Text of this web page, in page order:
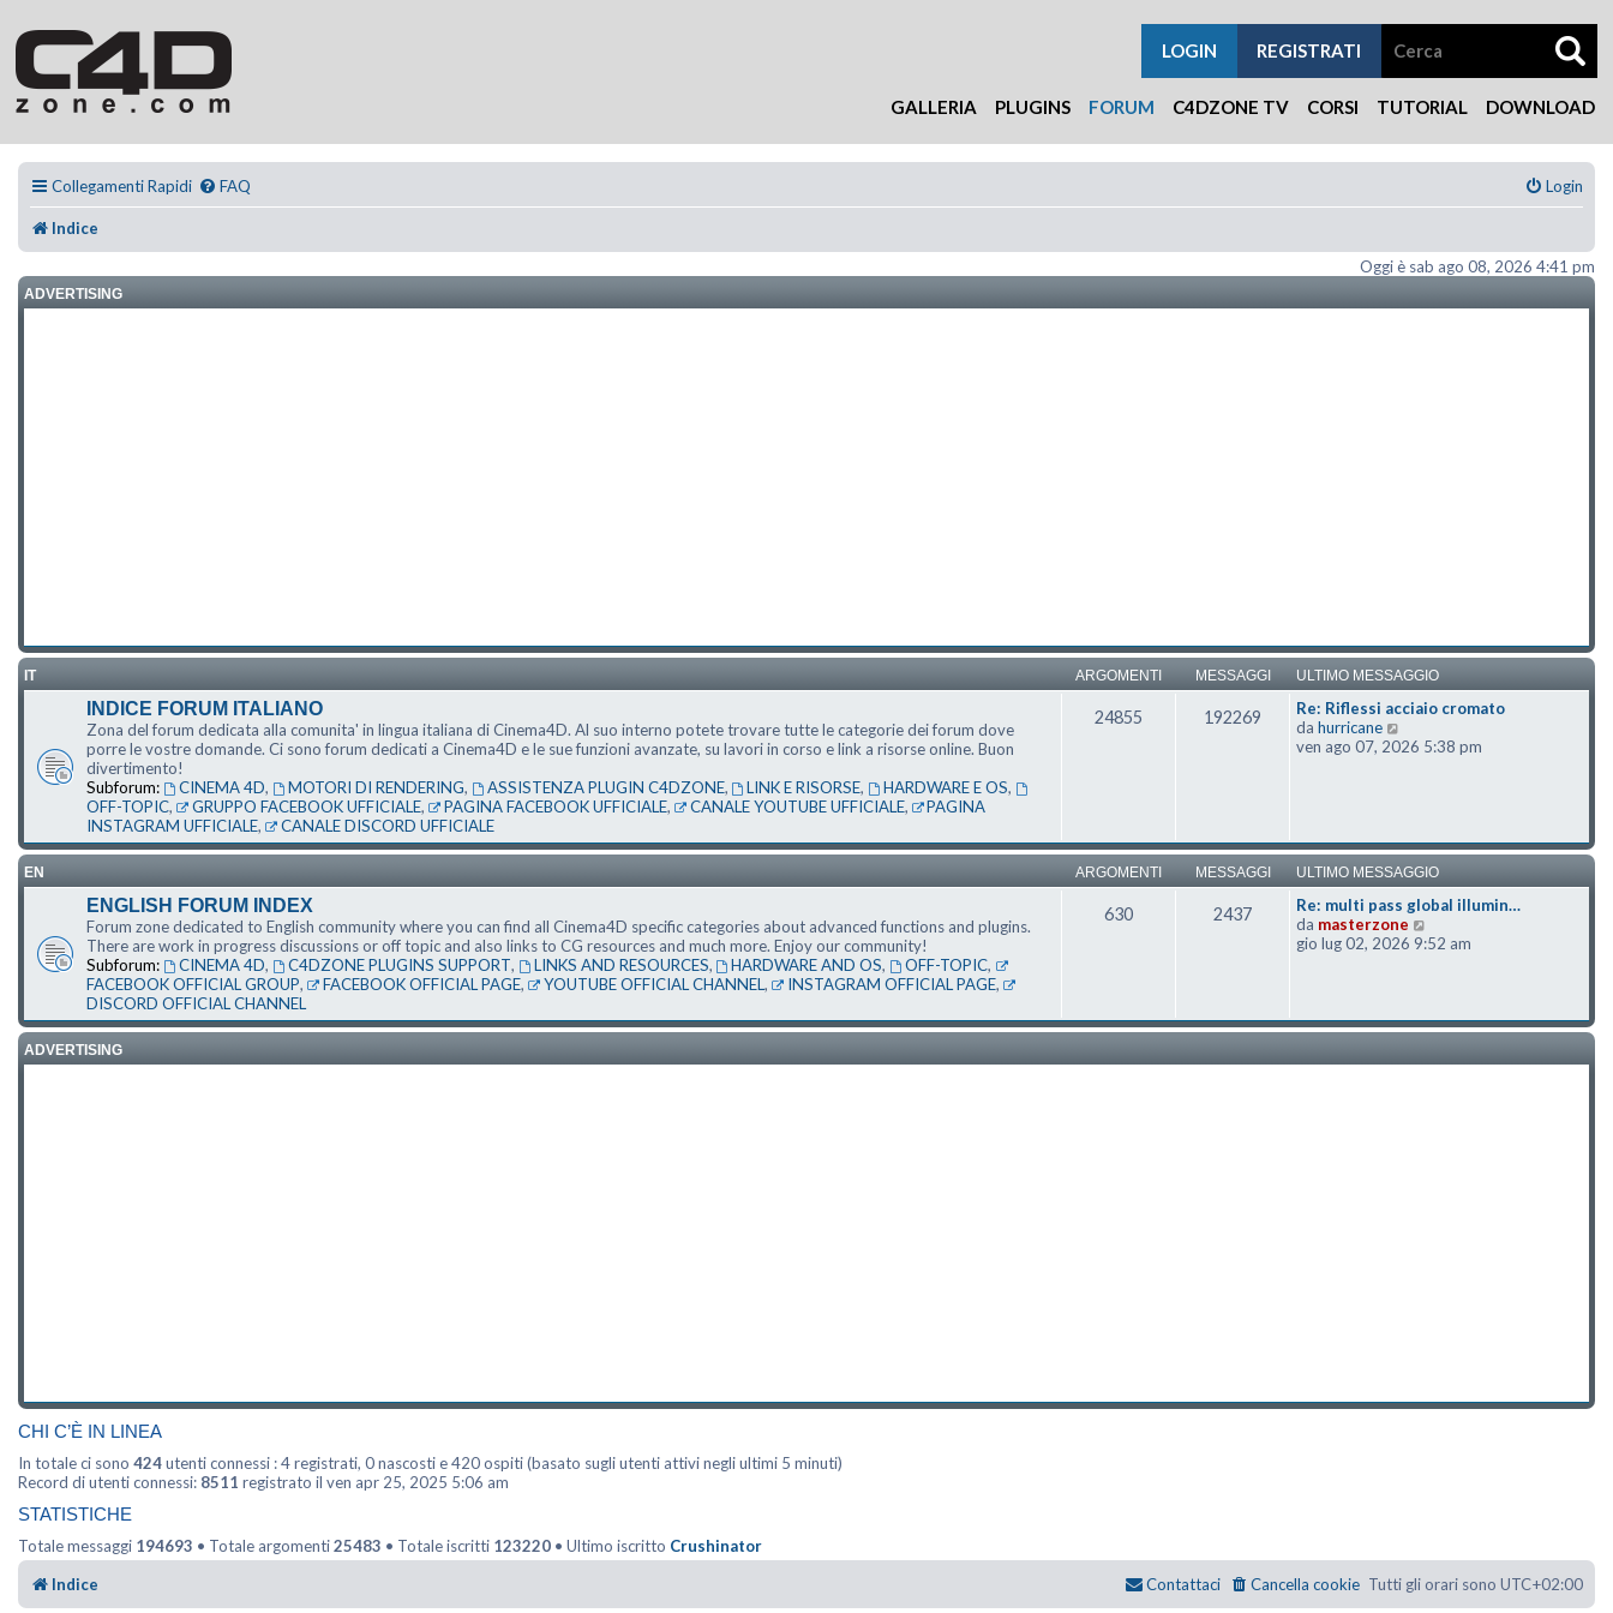
GALLERIA PLUGINS FORUM C4DZONE TV CORSI TUTORIAL DOWNLOAD
REGISTRATI
LOGIN
Collegamenti Rapidi FAQ Login
Indice
Oggi è sab ago 08, 2026 4:41 pm
ADVERTISING
IT ARGOMENTI MESSAGGI ULTIMO MESSAGGIO
INDICE FORUM ITALIANO
Zona del forum dedicata alla comunita' in lingua italiana di Cinema4D. Al suo interno potete trovare tutte le categorie dei forum dove
porre le vostre domande. Ci sono forum dedicati a Cinema4D e le sue funzioni avanzate, su lavori in corso e link a risorse online. Buon
divertimento!
Subforum:
CINEMA 4D, MOTORI DI RENDERING, ASSISTENZA PLUGIN C4DZONE, LINK E RISORSE, HARDWARE E OS,
OFF-TOPIC, GRUPPO FACEBOOK UFFICIALE, PAGINA FACEBOOK UFFICIALE, CANALE YOUTUBE UFFICIALE,
PAGINA
INSTAGRAM UFFICIALE, CANALE DISCORD UFFICIALE
24855 192269
Re: Riflessi acciaio cromato
da hurricane
ven ago 07, 2026 5:38 pm
EN ARGOMENTI MESSAGGI ULTIMO MESSAGGIO
ENGLISH FORUM INDEX
Forum zone dedicated to English community where you can find all Cinema4D specific categories about advanced functions and plugins.
There are work in progress discussions or off topic and also links to CG resources and much more. Enjoy our community!
Subforum:
CINEMA 4D, C4DZONE PLUGINS SUPPORT, LINKS AND RESOURCES, HARDWARE AND OS, OFF-TOPIC,
FACEBOOK OFFICIAL GROUP, FACEBOOK OFFICIAL PAGE, YOUTUBE OFFICIAL CHANNEL, INSTAGRAM OFFICIAL PAGE,
DISCORD OFFICIAL CHANNEL
630 2437
Re: multi pass global illumin…
da masterzone
gio lug 02, 2026 9:52 am
ADVERTISING
CHI C’È IN LINEA
In totale ci sono 424utenti connessi : 4 registrati, 0 nascosti e 420 ospiti (basato sugli utenti attivi negli ultimi 5 minuti)
Record di utenti connessi: 8511 registrato il ven apr 25, 2025 5:06 am
STATISTICHE
Totale messaggi 194693 • Totale argomenti25483 • Totale iscritti 123220 • Ultimo iscritto Crushinator
Indice
Tutti gli orari sono UTC+02:00
Cancella cookie
Contattaci